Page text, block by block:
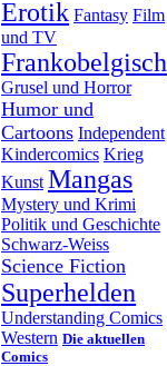
Erotik Fantasy Film
und TV
Frankobelgisch
Grusel und Horror
Humor und
Cartoons Independent
Kindercomics Krieg
Kunst Mangas
Mystery und Krimi
Politik und Geschichte
Schwarz-Weiss
Science Fiction
Superhelden
Understanding Comics
Western Die aktuellen
Comics